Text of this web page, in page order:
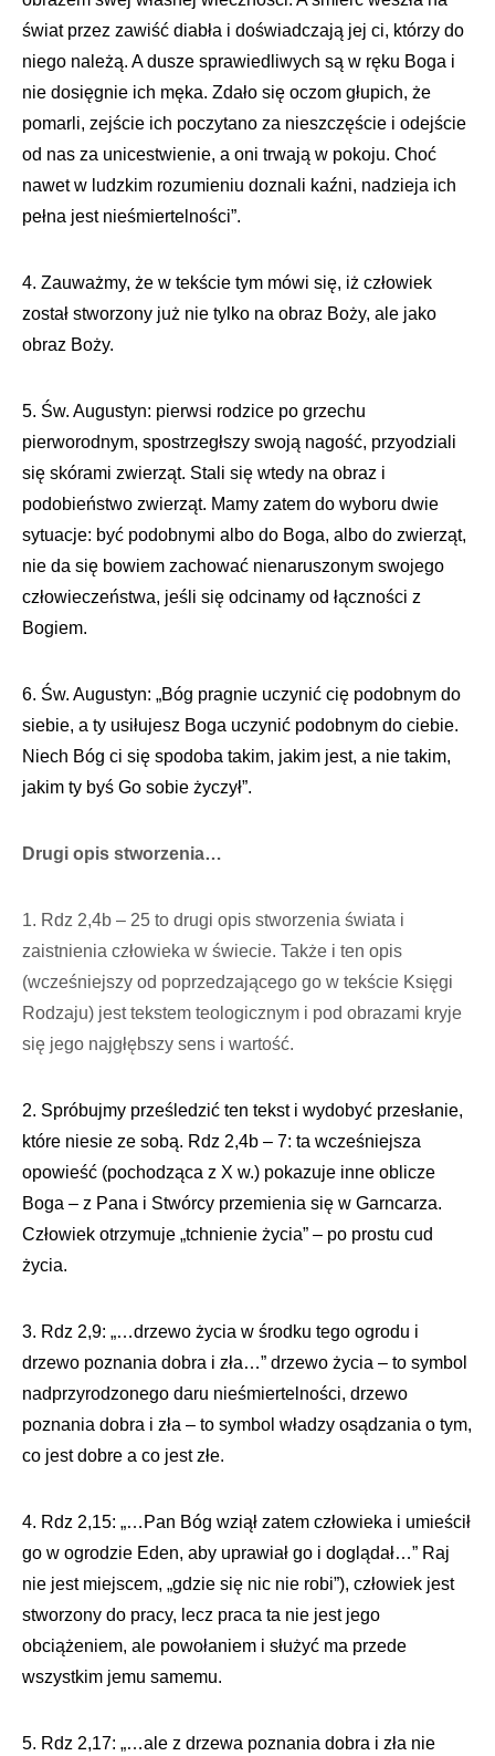
świat przez zawiść diabła i doświadczają jej ci, którzy do
niego należą. A dusze sprawiedliwych są w ręku Boga i
nie dosięgnie ich męka. Zdało się oczom głupich, że
pomarli, zejście ich poczytano za nieszczęście i odejście
od nas za unicestwienie, a oni trwają w pokoju. Choć
nawet w ludzkim rozumieniu doznali kaźni, nadzieja ich
pełna jest nieśmiertelności”.
4. Zauważmy, że w tekście tym mówi się, iż człowiek
został stworzony już nie tylko na obraz Boży, ale jako
obraz Boży.
5. Św. Augustyn: pierwsi rodzice po grzechu
pierworodnym, spostrzegłszy swoją nagość, przyodziali
się skórami zwierząt. Stali się wtedy na obraz i
podobieństwo zwierząt. Mamy zatem do wyboru dwie
sytuacje: być podobnymi albo do Boga, albo do zwierząt,
nie da się bowiem zachować nienaruszonym swojego
człowieczeństwa, jeśli się odcinamy od łączności z
Bogiem.
6. Św. Augustyn: „Bóg pragnie uczynić cię podobnym do
siebie, a ty usiłujesz Boga uczynić podobnym do ciebie.
Niech Bóg ci się spodoba takim, jakim jest, a nie takim,
jakim ty byś Go sobie życzył”.
Drugi opis stworzenia…
1. Rdz 2,4b – 25 to drugi opis stworzenia świata i
zaistnienia człowieka w świecie. Także i ten opis
(wcześniejszy od poprzedzającego go w tekście Księgi
Rodzaju) jest tekstem teologicznym i pod obrazami kryje
się jego najgłębszy sens i wartość.
2. Spróbujmy prześledzić ten tekst i wydobyć przesłanie,
które niesie ze sobą. Rdz 2,4b – 7: ta wcześniejsza
opowieść (pochodząca z X w.) pokazuje inne oblicze
Boga – z Pana i Stwórcy przemienia się w Garncarza.
Człowiek otrzymuje „tchnienie życia” – po prostu cud
życia.
3. Rdz 2,9: „…drzewo życia w środku tego ogrodu i
drzewo poznania dobra i zła…” drzewo życia – to symbol
nadprzyrodzonego daru nieśmiertelności, drzewo
poznania dobra i zła – to symbol władzy osądzania o tym,
co jest dobre a co jest złe.
4. Rdz 2,15: „…Pan Bóg wziął zatem człowieka i umieścił
go w ogrodzie Eden, aby uprawiał go i doglądał…” Raj
nie jest miejscem, „gdzie się nic nie robi”), człowiek jest
stworzony do pracy, lecz praca ta nie jest jego
obciążeniem, ale powołaniem i służyć ma przede
wszystkim jemu samemu.
5. Rdz 2,17: „…ale z drzewa poznania dobra i zła nie